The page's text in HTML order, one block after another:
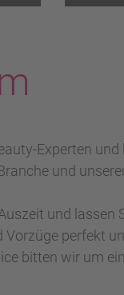
Experten
und
und
perfekt
bitten wir um